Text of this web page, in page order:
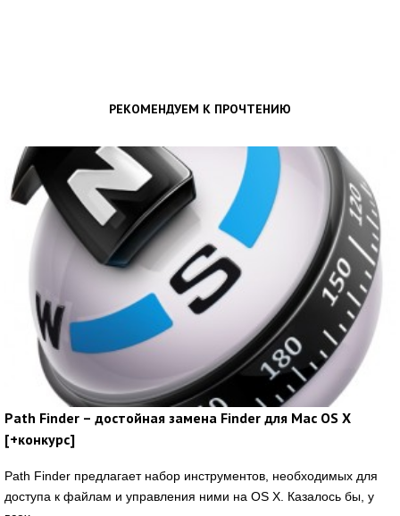
РЕКОМЕНДУЕМ К ПРОЧТЕНИЮ
Path Finder – достойная замена Finder для Mac OS X
[+конкурс]
Path Finder предлагает набор инструментов, необходимых для
доступа к файлам и управления ними на OS X. Казалось бы, у